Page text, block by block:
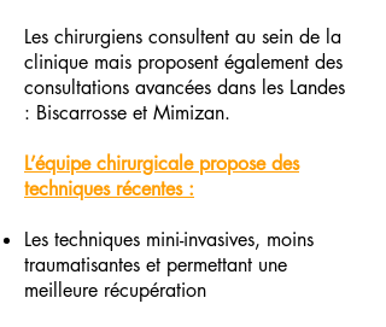
Les chirurgiens consultent au sein de la
clinique mais proposent également des
consultations avancées dans les Landes
: Biscarrosse et Mimizan.​
L’équipe chirurgicale propose des
techniques récentes :
Les techniques mini-invasives, moins
traumatisantes et permettant une
meilleure récupération